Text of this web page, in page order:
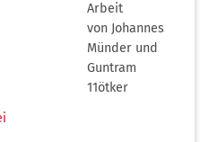
Arbeit
von Johannes
Münder und
Guntram
11ötker